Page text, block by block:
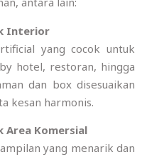
Interior
yang cocok untuk
hotel, restoran, hingga
dan box disesuaikan
kesan harmonis.
Area Komersial
yang menarik dan